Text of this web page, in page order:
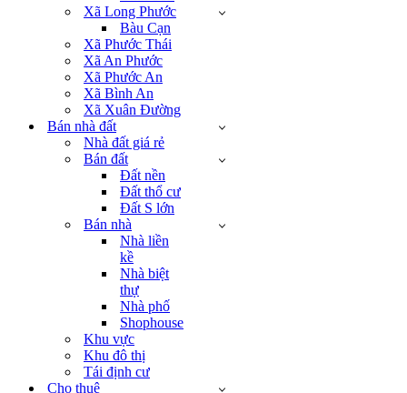
Xã Long Phước
Bàu Cạn
Xã Phước Thái
Xã An Phước
Xã Phước An
Xã Bình An
Xã Xuân Đường
Bán nhà đất
Nhà đất giá rẻ
Bán đất
Đất nền
Đất thổ cư
Đất S lớn
Bán nhà
Nhà liền
kề
Nhà biệt
thự
Nhà phố
Shophouse
Khu vực
Khu đô thị
Tái định cư
Cho thuê